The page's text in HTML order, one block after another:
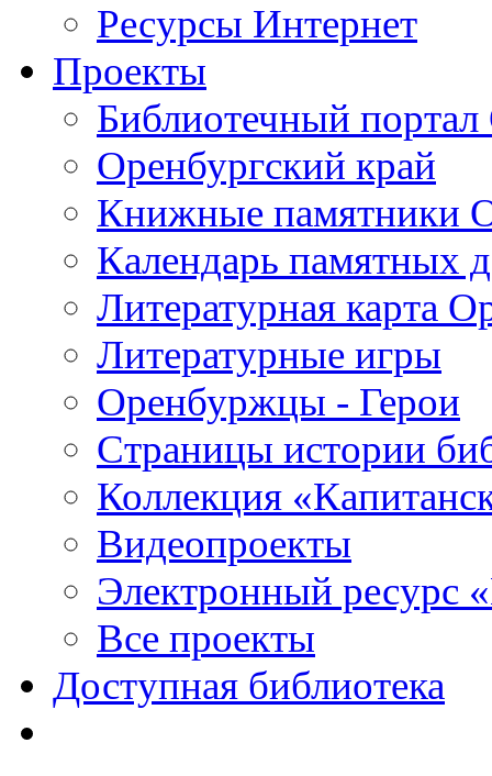
Ресурсы Интернет
Проекты
Библиотечный портал
Оренбургский край
Книжные памятники
Календарь памятных
Литературная карта
Литературные игры
Оренбуржцы - Герои
Страницы истории
Коллекция
Видеопроекты
Электронный ресурс
Все проекты
Доступная библиотека